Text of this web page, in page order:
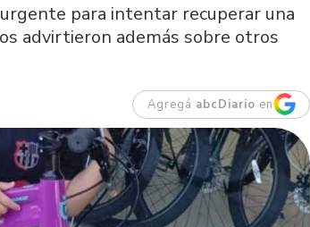
para intentar recuperar una
advirtieron además sobre otros
Agregá abcDiario en